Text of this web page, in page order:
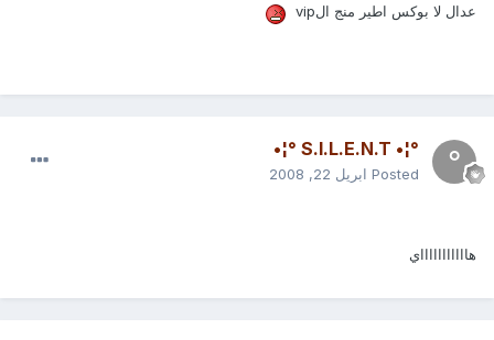
عدال لا بوكس اطير منج الvip
°¦• S.I.L.E.N.T °¦•
Posted ابريل 22, 2008
هاااااااااااي